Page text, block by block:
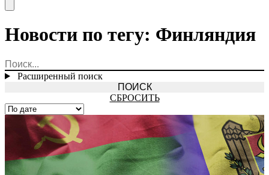
Новости по тегу: Финляндия
Расширенный поиск
СБРОСИТЬ